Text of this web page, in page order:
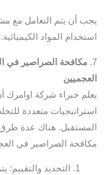
يجب أن يتم التعامل مع
استخدام المواد
7. مكافحة الصراصير في
العجميين
يعلم خبراء شركة اوامرك
استراتيجيات متعددة
المستقبل. هناك عدة
مكافحة الصراصير في
التحديد